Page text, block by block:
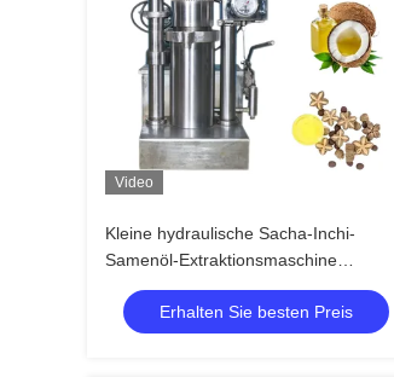
Video
Kleine hydraulische Sacha-Inchi-
Samenöl-Extraktionsmaschine
Ölpressmaschine
Erhalten Sie besten Preis